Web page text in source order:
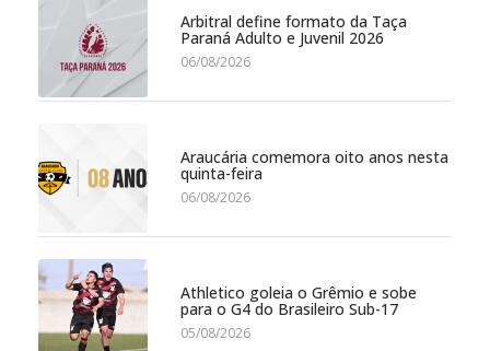
Arbitral define formato da Taça
Paraná Adulto e Juvenil 2026
06/08/2026
Araucária comemora oito anos nesta
quinta-feira
06/08/2026
Athletico goleia o Grêmio e sobe
para o G4 do Brasileiro Sub-17
05/08/2026